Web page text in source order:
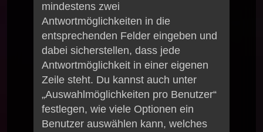
mindestens zwei
Antwortmöglichkeiten in die
entsprechenden Felder eingeben und
dabei sicherstellen, dass jede
Antwortmöglichkeit in einer eigenen
Zeile steht. Du kannst auch unter
„Auswahlmöglichkeiten pro Benutzer“
festlegen, wie viele Optionen ein
Benutzer auswählen kann, welches